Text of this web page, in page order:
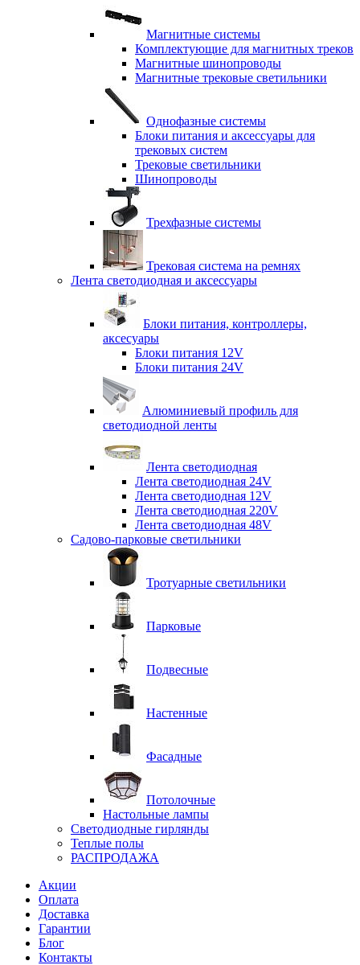
Магнитные системы
Комплектующие для магнитных треков
Магнитные шинопроводы
Магнитные трековые светильники
Однофазные системы
Блоки питания и аксессуары для
трековых систем
Трековые светильники
Шинопроводы
Трехфазные системы
Трековая система на ремнях
Лента светодиодная и аксессуары
Блоки питания, контроллеры,
аксесуары
Блоки питания 12V
Блоки питания 24V
Алюминиевый профиль для
светодиодной ленты
Лента светодиодная
Лента светодиодная 24V
Лента светодиодная 12V
Лента светодиодная 220V
Лента светодиодная 48V
Садово-парковые светильники
Тротуарные светильники
Парковые
Подвесные
Настенные
Фасадные
Потолочные
Настольные лампы
Светодиодные гирлянды
Теплые полы
РАСПРОДАЖА
Акции
Оплата
Доставка
Гарантии
Блог
Контакты